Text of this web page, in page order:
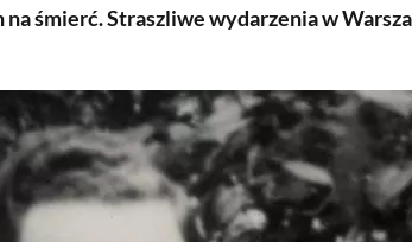
śmierć. Straszliwe wydarzenia w